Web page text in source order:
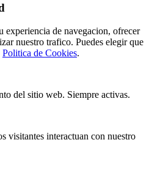
experiencia de navegacion, ofrecer
nuestro trafico. Puedes elegir que
Politica de Cookies.
del sitio web. Siempre activas.
visitantes interactuan con nuestro